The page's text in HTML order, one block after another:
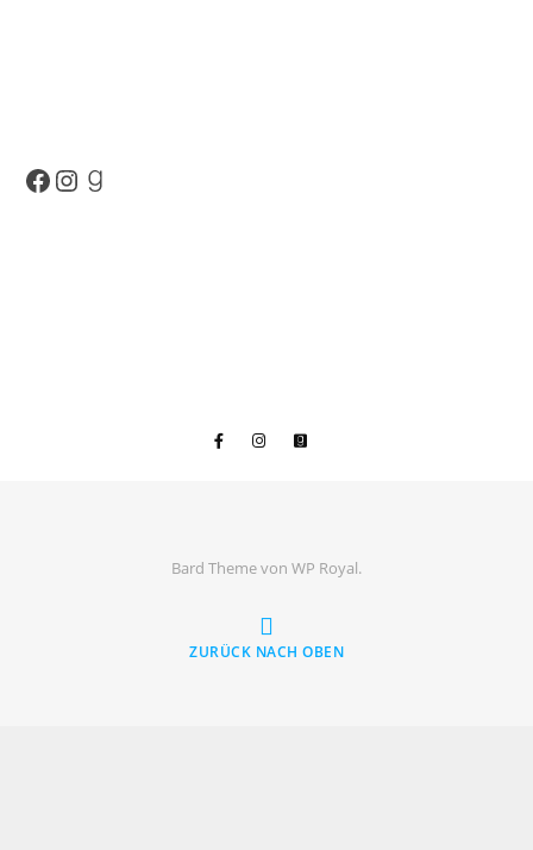
Facebook
Instagram
Goodreads
Bard Theme von WP Royal.
ZURÜCK NACH OBEN